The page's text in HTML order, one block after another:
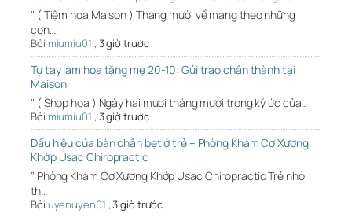
" ( Tiệm hoa Maison ) Tháng mười về mang theo những
cơn…
Bởi miumiu01 , 3 giờ trước
Tự tay làm hoa tặng mẹ 20-10: Gửi trao chân thành tại
Maison
" ( Shop hoa ) Ngày hai mươi tháng mười trong ký ức của…
Bởi miumiu01 , 3 giờ trước
Dấu hiệu của bàn chân bẹt ở trẻ – Phòng Khám Cơ Xương
Khớp Usac Chiropractic
" Phòng Khám Cơ Xương Khớp Usac Chiropractic Trẻ nhỏ
th…
Bởi uyenuyen01 ,3 giờ trước